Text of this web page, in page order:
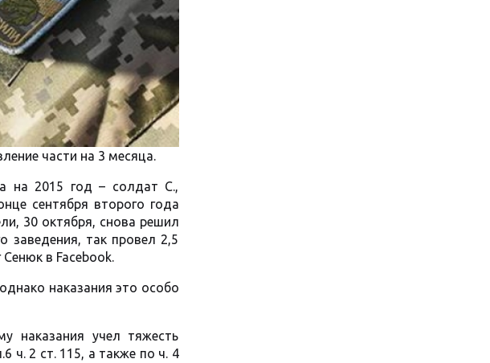
части на 3 месяца.
на 2015 год – солдат С.,
сентября второго года
30 октября, снова решил
заведения, так провел 2,5
в Facebook.
наказания это особо
наказания учел тяжесть
ч. 2 ст. 115, а также по ч. 4